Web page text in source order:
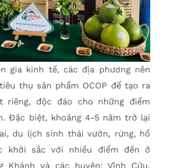
gia kinh tế, các địa phương nên
thụ sản phẩm OCOP để tạo ra
riêng, độc đáo cho những điểm
Đặc biệt, khoảng 4-5 năm trở lại
du lịch sinh thái vườn, rừng, hồ
khởi sắc với nhiều điểm đến ở
Khánh và các huyện: Vĩnh Cửu,